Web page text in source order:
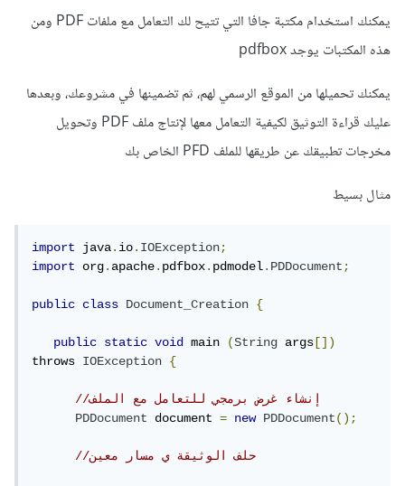
يمكنك استخدام مكتبة جافا التي تتيح لك التعامل مع ملفات PDF ومن
هذه المكتبات يوجد pdfbox
يمكنك تحميلها من الموقع الرسمي لهم، ثم تضمينها في مشروعك، وبعدها
عليك قراءة التوثيق لكيفية التعامل معها لإنتاج ملف PDF وتحويل
مخرجات تطبيقك عن طريقها للملف PFD الخاص بك
مثال بسيط
import java.io.IOException;
import
org.apache.pdfbox.pdmodel.PDDocument;
public class Document_Creation {
public static void main (String args [])
throws IOException {
PDDocument
document = new PDDocument();
//حلف الوثيقة ي مسار معين